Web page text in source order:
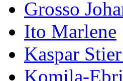
Grosso
Ito Marlene
Kaspar
Komila-